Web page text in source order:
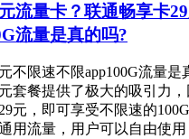
流量卡？联通畅享卡
流量是真的吗?
不限速不限app100G流量是
套餐提供了极大的吸引力
元，即可享受不限速的
用流量，用户可以自由使